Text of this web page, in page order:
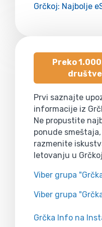
Grčkoj: Najbolje
Preko
Prvi saznajte
informacije iz
Ne propustite
ponude
razmenite
letovanju u
Viber grupa
Viber grupa
Grčka Info na